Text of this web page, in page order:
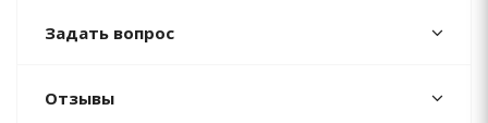
Задать вопрос
Отзывы